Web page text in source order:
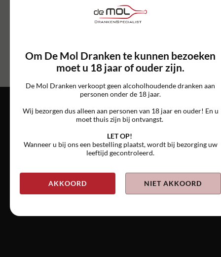
Er zijn nog geen reviews
HET VERHAAL ACHTER DE WIJN
Om De Mol Dranken te kunnen bezoeken
moet u 18 jaar of ouder zijn.
De Mol Dranken verkoopt geen alcoholhoudende dranken aan
personen onder de 18 jaar.
Wij bezorgen dus alleen aan personen van 18 jaar en ouder! En u
moet thuis zijn bij ontvangst.
LET OP!
Wanneer u bij ons een bestelling plaatst, wordt bij bezorging uw
leeftijd gecontroleerd.
AKKOORD NIET AKKOORD